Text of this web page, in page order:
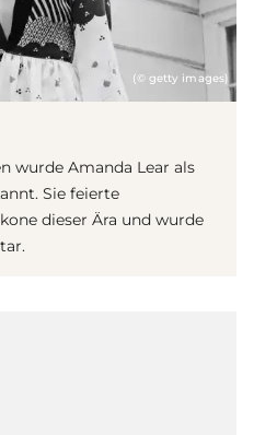
(© getty images)
wurde Amanda Lear als
Sie feierte
dieser Ära und wurde